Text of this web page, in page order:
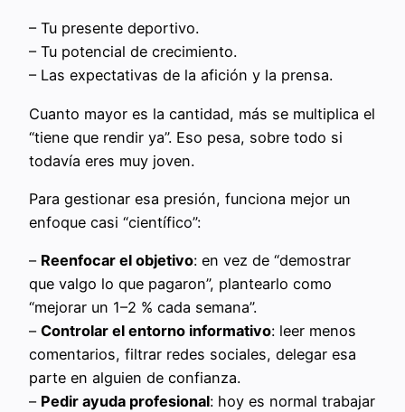
– Tu presente deportivo.
– Tu potencial de crecimiento.
– Las expectativas de la afición y la prensa.
Cuanto mayor es la cantidad, más se multiplica el
“tiene que rendir ya”. Eso pesa, sobre todo si
todavía eres muy joven.
Para gestionar esa presión, funciona mejor un
enfoque casi “científico”:
– Reenfocar el objetivo: en vez de “demostrar
que valgo lo que pagaron”, plantearlo como
“mejorar un 1–2 % cada semana”.
– Controlar el entorno informativo: leer menos
comentarios, filtrar redes sociales, delegar esa
parte en alguien de confianza.
– Pedir ayuda profesional: hoy es normal trabajar